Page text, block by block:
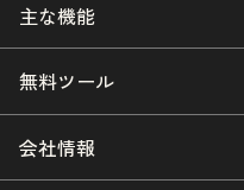
主な機能
無料ツール
会社情報